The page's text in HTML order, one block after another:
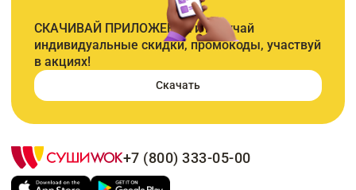
СКАЧИВАЙ ПРИЛОЖЕНИЕ и получай
индивидуальные скидки, промокоды, участвуй
в акциях!
Скачать
+7 (800) 333-05-00